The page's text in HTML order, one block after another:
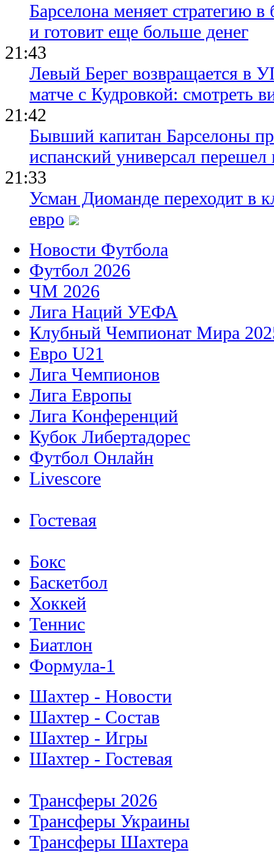
Барселона меняет стратегию
и готовит еще больше денег
21:43
Левый Берег возвращается в
матче с Кудровкой: смотреть
21:42
Бывший капитан Барселоны
испанский универсал перешел
21:33
Усман Диоманде переходит в
евро
Новости Футбола
Футбол 2026
ЧМ 2026
Лига Наций УЕФА
Клубный Чемпионат Мира
Евро U21
Лига Чемпионов
Лига Европы
Лига Конференций
Кубок Либертадорес
Футбол Онлайн
Livescore
Гостевая
Бокс
Баскетбол
Хоккей
Теннис
Биатлон
Формула-1
Шахтер - Новости
Шахтер - Состав
Шахтер - Игры
Шахтер - Гостевая
Трансферы 2026
Трансферы Украины
Трансферы Шахтера